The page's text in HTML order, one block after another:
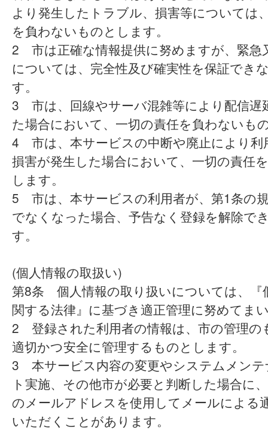
より発生したトラブル、損害等については
を負わないものとします。
2 市は正確な情報提供に努めますが、緊急
については、完全性及び確実性を保証でき
す。
3 市は、回線やサーバ混雑等により配信遅
た場合において、一切の責任を負わないも
4 市は、本サービスの中断や廃止により利
損害が発生した場合において、一切の責任
します。
5 市は、本サービスの利用者が、第1条の
でなくなった場合、予告なく登録を解除で
す。
(個人情報の取扱い)
第8条 個人情報の取り扱いについては、『
関する法律』に基づき適正管理に努めてま
2 登録された利用者の情報は、市の管理の
適切かつ安全に管理するものとします。
3 本サービス内容の変更やシステムメン
ト実施、その他市が必要と判断した場合に
のメールアドレスを使用してメールによる
いただくことがあります。